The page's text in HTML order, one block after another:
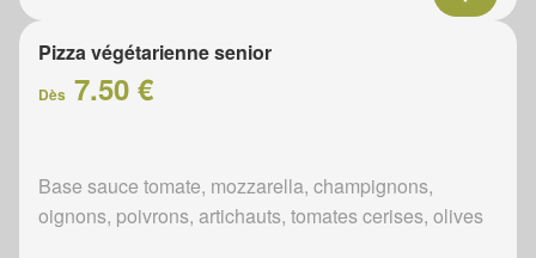
Pizza végétarienne senior
Dès 7.50 €
Base sauce tomate, mozzarella, champignons,
oignons, poivrons, artichauts, tomates cerises, olives